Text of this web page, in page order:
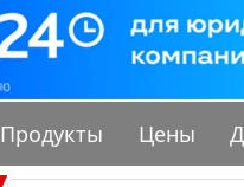
Продукты Цены